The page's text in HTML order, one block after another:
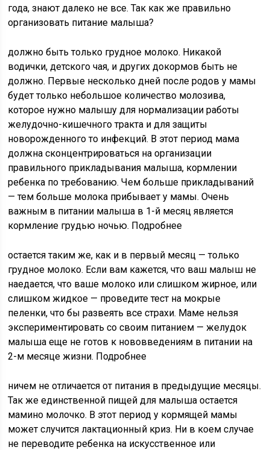
года, знают далеко не все. Так как же правильно
организовать питание малыша?
должно быть только грудное молоко. Никакой
водички, детского чая, и других докормов быть не
должно. Первые несколько дней после родов у мамы
будет только небольшое количество молозива,
которое нужно малышу для нормализации работы
желудочно-кишечного тракта и для защиты
новорожденного то инфекций. В этот период мама
должна сконцентрироваться на организации
правильного прикладывания малыша, кормлении
ребенка по требованию. Чем больше прикладываний
— тем больше молока прибывает у мамы. Очень
важным в питании малыша в 1-й месяц является
кормление грудью ночью. Подробнее
остается таким же, как и в первый месяц — только
грудное молоко. Если вам кажется, что ваш малыш не
наедается, что ваше молоко или слишком жирное, или
слишком жидкое — проведите тест на мокрые
пеленки, что бы развеять все страхи. Маме нельзя
экспериментировать со своим питанием — желудок
малыша еще не готов к нововведениям в питании на
2-м месяце жизни. Подробнее
ничем не отличается от питания в предыдущие месяцы.
Так же единственной пищей для малыша остается
мамино молочко. В этот период у кормящей мамы
может случится лактационный криз. Ни в коем случае
не переводите ребенка на искусственное или